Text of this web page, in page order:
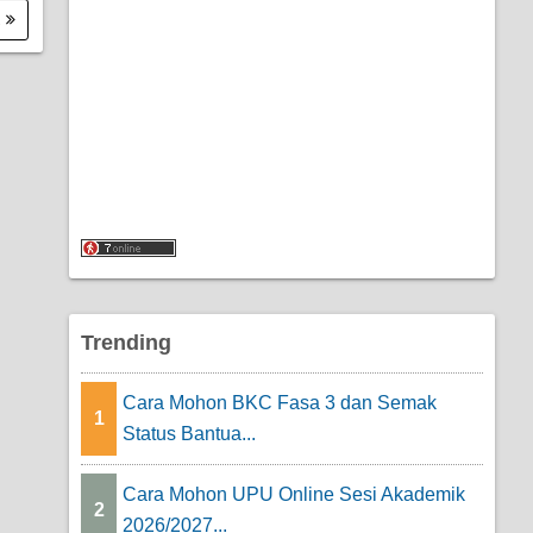
Trending
1
Cara Mohon BKC Fasa 3 dan Semak
Status Bantua...
2
Cara Mohon UPU Online Sesi Akademik
2026/2027...